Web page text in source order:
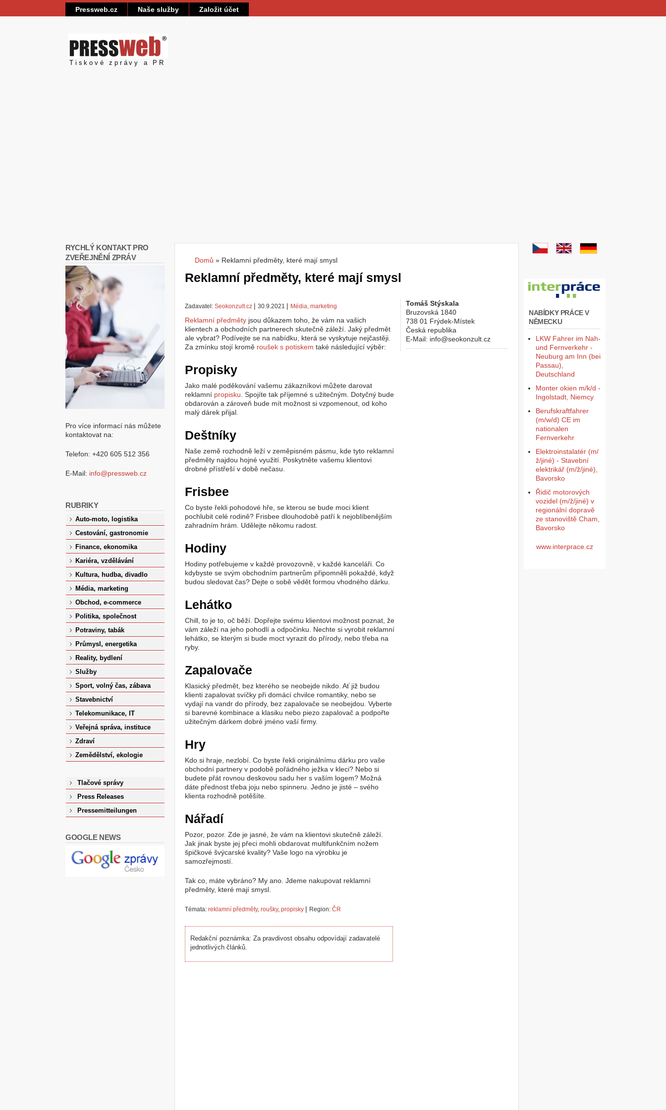
Pressweb.cz Naše služby Založit účet
Pressweb
Tiskové zprávy a PR
Jste zde
Domů » Reklamní předměty, které mají smysl
Reklamní předměty, které mají smysl
Zadavatel: Seokonzult.cz | 30.9.2021 | Média, marketing
Reklamní předměty jsou důkazem toho, že vám na vašich
klientech a obchodních partnerech skutečně záleží. Jaký předmět
ale vybrat? Podívejte se na nabídku, která se vyskytuje nejčastěji.
Za zmínku stojí kromě roušek s potiskem také následující výběr:
Propisky
Jako malé poděkování vašemu zákazníkovi můžete darovat
reklamní propisku . Spojíte tak příjemné s užitečným. Dotyčný bude
obdarován a zároveň bude mít možnost si vzpomenout, od koho
malý dárek přijal.
Deštníky
Naše země rozhodně leží v zeměpisném pásmu, kde tyto reklamní
předměty najdou hojné využití. Poskytněte vašemu klientovi
drobné přístřeší v době nečasu.
Frisbee
Co byste řekli pohodové hře, se kterou se bude moci klient
pochlubit celé rodině? Frisbee dlouhodobě patří k nejoblíbenějším
zahradním hrám. Udělejte někomu radost.
Hodiny
Hodiny potřebujeme v každé provozovně, v každé kanceláři. Co
kdybyste se svým obchodním partnerům připomněli pokaždé, když
budou sledovat čas? Dejte o sobě vědět formou vhodného dárku.
Lehátko
Chill, to je to, oč běží. Dopřejte svému klientovi možnost poznat, že
vám záleží na jeho pohodlí a odpočinku. Nechte si vyrobit reklamní
lehátko, se kterým si bude moct vyrazit do přírody, nebo třeba na
ryby.
Zapalovače
Klasický předmět, bez kterého se neobejde nikdo. Ať již budou
klienti zapalovat svíčky při domácí chvilce romantiky, nebo se
vydají na vandr do přírody, bez zapalovače se neobejdou. Vyberte
si barevné kombinace a klasiku nebo piezo zapalovač a podpořte
užitečným dárkem dobré jméno vaší firmy.
Hry
Kdo si hraje, nezlobí. Co byste řekli originálnímu dárku pro vaše
obchodní partnery v podobě pořádného ježka v kleci? Nebo si
budete přát rovnou deskovou sadu her s vaším logem? Možná
dáte přednost třeba joju nebo spinneru. Jedno je jisté – svého
klienta rozhodně potěšíte.
Nářadí
Pozor, pozor. Zde je jasné, že vám na klientovi skutečně záleží.
Jak jinak byste jej přeci mohli obdarovat multifunkčním nožem
špičkové švýcarské kvality? Vaše logo na výrobku je
samozřejmostí.
Tak co, máte vybráno? My ano. Jdeme nakupovat reklamní
předměty, které mají smysl.
Témata: reklamní předměty, roušky, propisky | Region: ČR
Redakční poznámka: Za pravdivost obsahu odpovídají zadavatelé
jednotlivých článků.
Tomáš Stýskala
Bruzovská 1840
738 01 Frýdek-Místek
Česká republika
E-Mail: info@seokonzult.cz
RYCHLÝ KONTAKT PRO
ZVEŘEJNĚNÍ ZPRÁV
Pro více informací nás můžete
kontaktovat na:
Telefon: +420 605 512 356
E-Mail: info@pressweb.cz
RUBRIKY
Auto-moto, logistika
Cestování, gastronomie
Finance, ekonomika
Kariéra, vzdělávání
Kultura, hudba, divadlo
Média, marketing
Obchod, e-commerce
Politika, společnost
Potraviny, tabák
Průmysl, energetika
Reality, bydlení
Služby
Sport, volný čas, zábava
Stavebnictví
Telekomunikace, IT
Veřejná správa, instituce
Zdraví
Zemědělství, ekologie
Tlačové správy
Press Releases
Pressemitteilungen
GOOGLE NEWS
NABÍDKY PRÁCE V
NĚMECKU
LKW Fahrer im Nah-
und Fernverkehr -
Neuburg am Inn (bei
Passau),
Deutschland
Monter okien m/k/d -
Ingolstadt, Niemcy
Berufskraftfahrer
(m/w/d) CE im
nationalen
Fernverkehr
Elektroinstalatér (m/
ž/jiné) - Stavební
elektrikář (m/ž/jiné),
Bavorsko
Řidič motorových
vozidel (m/ž/jiné) v
regionální dopravě
ze stanoviště Cham,
Bavorsko
www.interprace.cz